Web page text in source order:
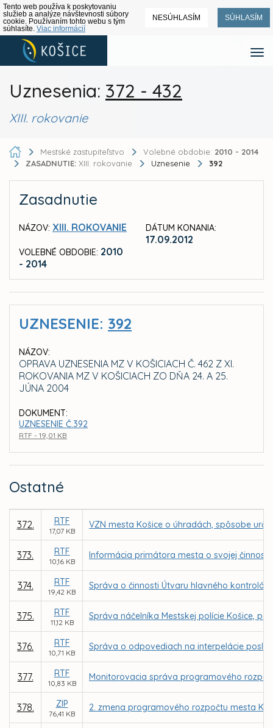
Tento web používa k poskytovaniu
služieb a analýze návštevnosti súbory
cookie. Používaním tohto webu s tým
súhlasíte. Viac informácií
NESÚHLASÍM SÚHLASÍM
Uznesenia: 372 - 432
XIII. rokovanie
Mestské zastupiteľstvo Volebné obdobie: 2010 - 2014
ZASADNUTIE: XIII. rokovanie Uznesenie 392
Zasadnutie
NÁZOV: XIII. ROKOVANIE
VOLEBNÉ OBDOBIE: 2010
- 2014
DÁTUM KONANIA:
17.09.2012
UZNESENIE: 392
NÁZOV:
OPRAVA UZNESENIA MZ V KOŠICIACH Č. 462 Z XI.
ROKOVANIA MZ V KOŠICIACH ZO DŇA 24. A 25.
JÚNA 2004
DOKUMENT:
UZNESENIE Č.392
RTF - 19,01 KB
Ostatné
372. RTF
17,07 KB
VZN mesta Košice o úhradách, spôsobe
373. RTF
10,16 KB
Informácia primátora mesta o svojej činnosti
374. RTF
19,42 KB
Správa o činnosti Útvaru hlavného
375. RTF
11,12 KB
Správa náčelníka Mestskej polície Košice,
376. RTF
10,71 KB
Správa o odpovediach na interpelácie
377. RTF
10,83 KB
Monitorovacia správa programového
378. ZIP
76,41 KB
2. zmena programového rozpočtu mesta